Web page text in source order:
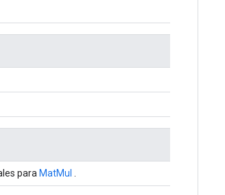
para MatMul